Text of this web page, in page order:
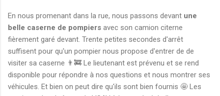
En nous promenant dans la rue, nous passons devant une
belle caserne de pompiers avec son camion citerne
fièrement garé devant. Trente petites secondes d'arrêt
suffisent pour qu'un pompier nous propose d'entrer de de
visiter sa caserne 👨‍🚒 Le lieutenant est prévenu et se rend
disponible pour répondre à nos questions et nous montrer ses
véhicules. Et bien on peut dire qu'ils sont bien fournis 🤩 Les